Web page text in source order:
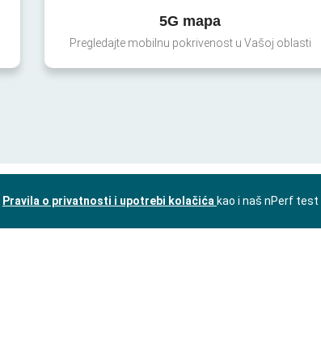
5G mapa
Pregledajte mobilnu pokrivenost u Vašoj oblasti
Pravila o privatnosti i upotrebi kolačića kao i naš nPerf test